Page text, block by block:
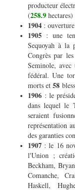
producteur
(258.9 hectares)
1904 :
1905 : une
Sequoyah à la
Congrès par
Seminole, avec
fédéral. Une
morts et 58
1906 : le
dans lequel le
seraient
représentation
des garanties
1907 : le 16
l'Union ;
Beckham,
Comanche,
Haskell,